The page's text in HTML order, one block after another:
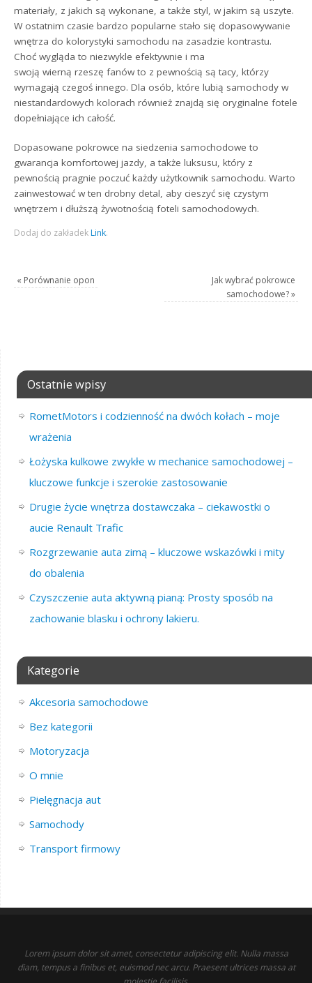
materiały, z jakich są wykonane, a także styl, w jakim są uszyte.
W ostatnim czasie bardzo popularne stało się dopasowywanie
wnętrza do kolorystyki samochodu na zasadzie kontrastu.
Choć wygląda to niezwykle efektywnie i ma
swoją wierną rzeszę fanów to z pewnością są tacy, którzy
wymagają czegoś innego. Dla osób, które lubią samochody w
niestandardowych kolorach również znajdą się oryginalne fotele
dopełniające ich całość.
Dopasowane pokrowce na siedzenia samochodowe to
gwarancja komfortowej jazdy, a także luksusu, który z
pewnością pragnie poczuć każdy użytkownik samochodu. Warto
zainwestować w ten drobny detal, aby cieszyć się czystym
wnętrzem i dłuższą żywotnością foteli samochodowych.
Dodaj do zakładek Link.
« Porównanie opon
Jak wybrać pokrowce
samochodowe?»
Ostatnie wpisy
RometMotors i codzienność na dwóch kołach – moje
wrażenia
Łożyska kulkowe zwykłe w mechanice samochodowej –
kluczowe funkcje i szerokie zastosowanie
Drugie życie wnętrza dostawczaka – ciekawostki o
aucie Renault Trafic
Rozgrzewanie auta zimą – kluczowe wskazówki i mity
do obalenia
Czyszczenie auta aktywną pianą: Prosty sposób na
zachowanie blasku i ochrony lakieru.
Kategorie
Akcesoria samochodowe
Bez kategorii
Motoryzacja
O mnie
Pielęgnacja aut
Samochody
Transport firmowy
Lorem ipsum dolor sit amet, consectetur adipiscing elit. Nulla massa
diam, tempus a finibus et, euismod nec arcu. Praesent ultrices massa at